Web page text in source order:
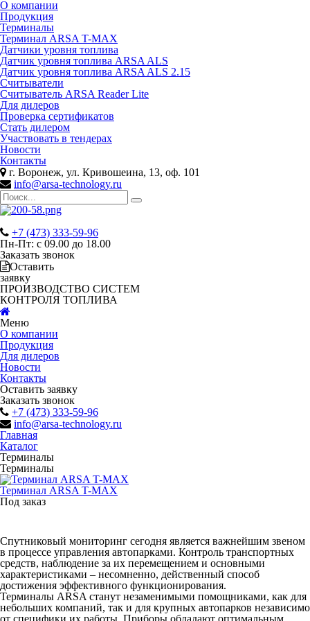
О компании
Продукция
Терминалы
Терминал ARSA T-MAX
Датчики уровня топлива
Датчик уровня топлива ARSA ALS
Датчик уровня топлива ARSA ALS 2.15
Считыватели
Считыватель ARSA Reader Lite
Для дилеров
Проверка сертификатов
Стать дилером
Участвовать в тендерах
Новости
Контакты
г. Воронеж, ул. Кривошеина, 13, оф. 101
info@arsa-technology.ru
+7 (473) 333-59-96
Пн-Пт: с 09.00 до 18.00
Заказать звонок
Оставить
заявку
ПРОИЗВОДСТВО СИСТЕМ
КОНТРОЛЯ ТОПЛИВА
Меню
О компании
Продукция
Для дилеров
Новости
Контакты
Оставить заявку
Заказать звонок
+7 (473) 333-59-96
info@arsa-technology.ru
Главная
Каталог
Терминалы
Терминалы
Терминал ARSA T-MAX
Под заказ
Спутниковый мониторинг сегодня является важнейшим звеном
в процессе управления автопарками. Контроль транспортных
средств, наблюдение за их перемещением и основными
характеристиками – несомненно, действенный способ
достижения эффективного функционирования.
Терминалы ARSA станут незаменимыми помощниками, как для
небольших компаний, так и для крупных автопарков независимо
от специфики их работы. Приборы обладают оптимальным